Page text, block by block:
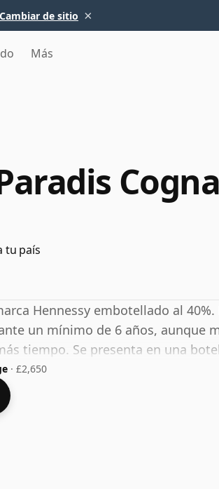
Cambiar de sitio ×
Más
tu país
Hennessy embotellado al 40%.
un mínimo de 6 años, aunque
tiempo. Se presenta en una
· £2,650